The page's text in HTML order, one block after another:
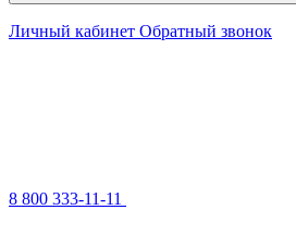
Личный кабинет Обратный звонок
8 800 333-11-11